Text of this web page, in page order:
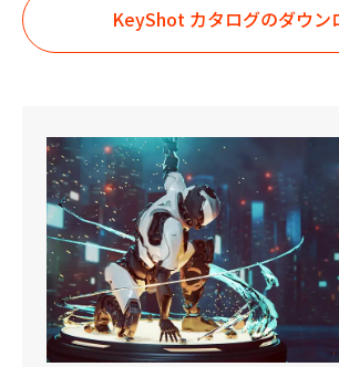
KeyShot カタログのダウン